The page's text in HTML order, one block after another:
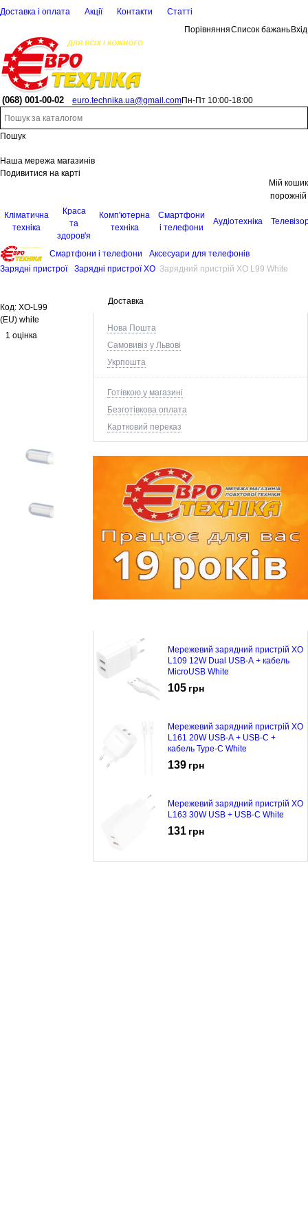
Доставка і оплата Акції Контакти
Статті
ПорівнянняСписок бажань Вхід
(068) 001-00-02 euro.technika.ua@gmail.comПн-Пт 10:00-18:00
Пошук
Наша мережа магазинів
Подивитися на карті
Мій кошик
порожній
Кліматична
техніка
Краса
та
здоров'я
Комп'ютерна
техніка
Смартфони
і телефони
Аудіотехніка
Смартфони і телефони
Аксесуари для телефонів
Зарядні пристрої
Зарядні пристрої XO Зарядний пристрій XO L99 White
Доставка
Нова Пошта
Самовивіз у Львові
Укрпошта
Готівкою у магазині
Безготівкова оплата
Картковий переказ
Мережевий зарядний пристрій XO
L109 12W Dual USB-A + кабель
MicroUSB White
105 грн
Мережевий зарядний пристрій XO
L161 20W USB-A + USB-C +
кабель Type-C White
139 грн
Мережевий зарядний пристрій XO
L163 30W USB + USB-C White
131 грн
Код: XO-L99
(EU) white
1 оцінка